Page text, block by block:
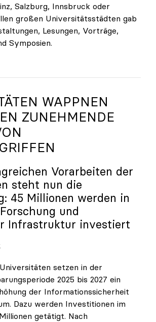
Salzburg, Innsbruck oder
großen Universitätsstädten gab
Lesungen, Vorträge,
Symposien.
Brigitte Hütter zu Gedenkjahr:
WAPPNEN
ZUNEHMENDE
Vorarbeiten der
steht nun die
45 Millionen werden in
und
Infrastruktur investiert
setzen in der
2025 bis 2027 ein
der Informationssicherheit
Dazu werden Investitionen im
getätigt. Nach